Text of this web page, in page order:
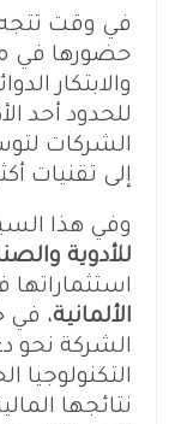
في وقت تتجه
حضورها في
والابتكار
للحدود أحد
الشركات
إلى تقنيات
وفي هذا
للأدوية
الألمانية، في
الشركة نحو
التكنولوجيا
نتائجها